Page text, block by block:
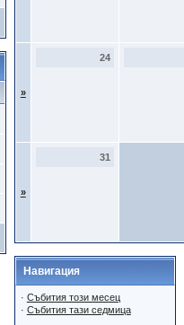
»
24
»
31
Навигация
· Събития този месец
· Събития тази седмица